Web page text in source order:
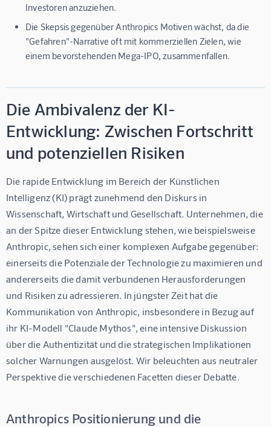
Investoren anzuziehen.
Die Skepsis gegenüber Anthropics Motiven wächst, da die
"Gefahren"-Narrative oft mit kommerziellen Zielen, wie
einem bevorstehenden Mega-IPO, zusammenfallen.
Die Ambivalenz der KI-
Entwicklung: Zwischen Fortschritt
und potenziellen Risiken
Die rapide Entwicklung im Bereich der Künstlichen
Intelligenz (KI) prägt zunehmend den Diskurs in
Wissenschaft, Wirtschaft und Gesellschaft. Unternehmen, die
an der Spitze dieser Entwicklung stehen, wie beispielsweise
Anthropic, sehen sich einer komplexen Aufgabe gegenüber:
einerseits die Potenziale der Technologie zu maximieren und
andererseits die damit verbundenen Herausforderungen
und Risiken zu adressieren. In jüngster Zeit hat die
Kommunikation von Anthropic, insbesondere in Bezug auf
ihr KI-Modell "Claude Mythos", eine intensive Diskussion
über die Authentizität und die strategischen Implikationen
solcher Warnungen ausgelöst. Wir beleuchten aus neutraler
Perspektive die verschiedenen Facetten dieser Debatte.
Anthropics Positionierung und die